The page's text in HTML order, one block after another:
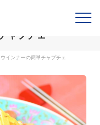
ャプチェ
インナーの簡単チャプチェ